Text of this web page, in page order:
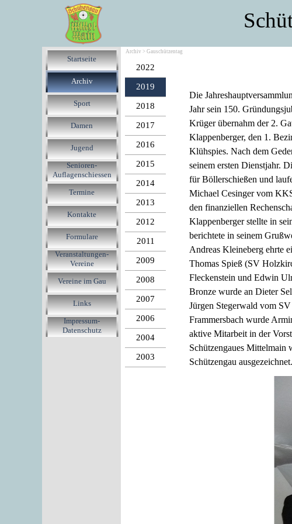
Startseite
Archiv
Sport
Damen
Jugend
Senioren-
Auflagenschiessen
Termine
Kontakte
Formulare
Veranstaltungen-
Vereine
Vereine im Gau
Links
Impressum-
Datenschutz
Archiv > Gauschützentag
2022
2019
2018
2017
2016
2015
2014
2013
2012
2011
2009
2008
2007
2006
2004
2003
Die
Jahr sein 150.
Krüger übernahm der 2.
Klappenberger, den 1.
Klühspies. Nach dem
seinem ersten Dienstjahr.
für Böllerschießen und
Michael Cesinger vom
den finanziellen
Klappenberger stellte in
berichtete in seinem
Andreas Kleineberg ehrte
Thomas Spieß (SV
Fleckenstein und Edwin
Bronze wurde an Dieter
Jürgen Stegerwald vom
Frammersbach wurde
aktive Mitarbeit in der
Schützengaues Mittelmain
Schützengau ausgezeichnet.